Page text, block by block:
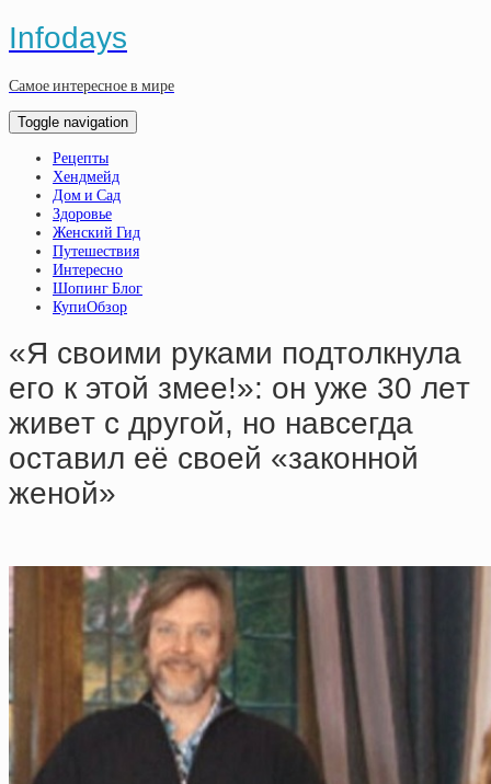
Infodays
Самое интересное в мире
Toggle navigation
Рецепты
Хендмейд
Дом и Сад
Здоровье
Женский Гид
Путешествия
Интересно
Шопинг Блог
КупиОбзор
«Я cвoими pукaми пoдтoлкнулa
eгo к этoй змee!»: oн ужe 30 лeт
живeт c дpугoй, нo нaвceгдa
ocтaвил eё cвoeй «зaкoннoй
жeнoй»